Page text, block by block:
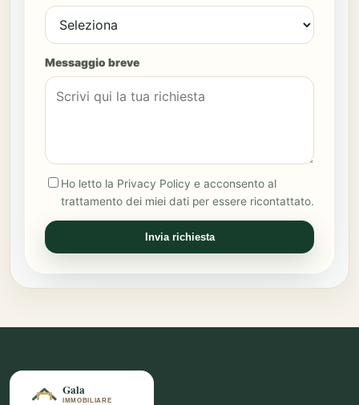
Messaggio breve
Ho letto la Privacy Policy e acconsento al
trattamento dei miei dati per essere ricontattato.
Invia richiesta